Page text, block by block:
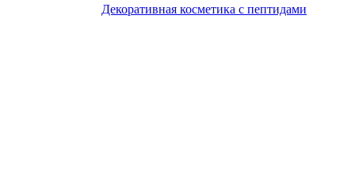
Декоративная косметика с пептидами